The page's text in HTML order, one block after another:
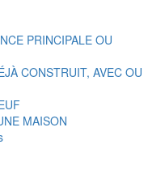
PRINCIPALE OU
CONSTRUIT, AVEC OU
MAISON